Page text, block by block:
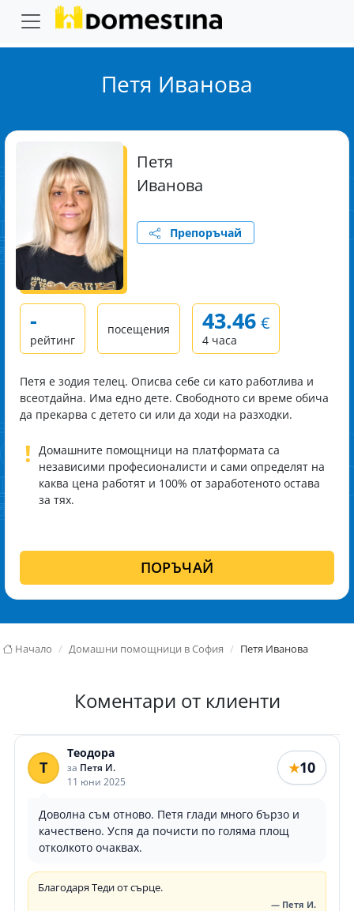
Петя Иванова
Петя
Иванова
Препоръчай
-
рейтинг
посещения 43.46 €
4 часа
Петя е зодия телец. Описва себе си като работлива и
всеотдайна. Има едно дете. Свободното си време обича
да прекарва с детето си или да ходи на разходки.
! Домашните помощници на платформата са
независими професионалисти и сами определят на
каква цена работят и 100% от заработеното остава
за тях.
ПОРЪЧАЙ
Начало Домашни помощници в София Петя Иванова
Коментари от клиенти
Т
Теодора
за Петя И.
11 юни 2025
★10
Доволна съм отново. Петя глади много бързо и
качествено. Успя да почисти по голяма площ
отколкото очаквах.
Благодаря Теди от сърце.
— Петя И.